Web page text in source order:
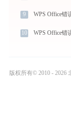
9 WPS Office错
10
版权所有© 2010 - 2026